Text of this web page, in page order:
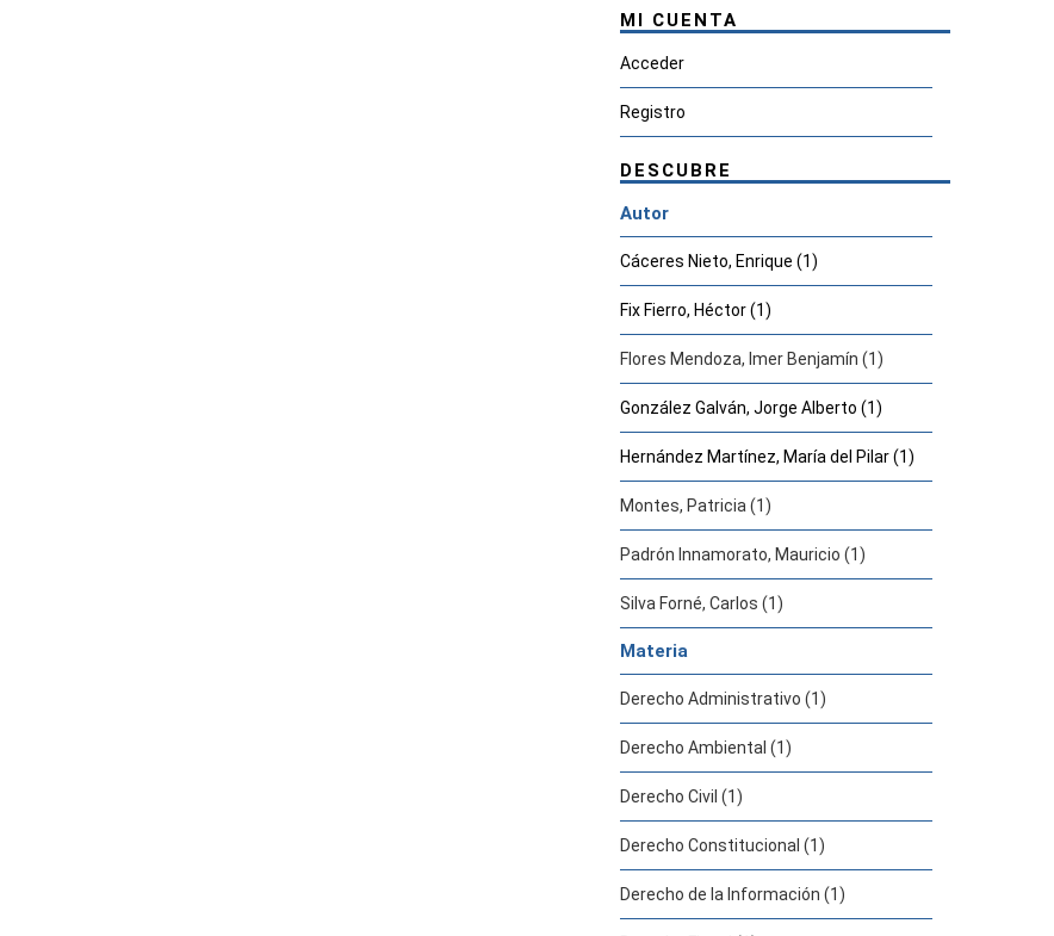
MI CUENTA
Acceder
Registro
DESCUBRE
Autor
Cáceres Nieto, Enrique (1)
Fix Fierro, Héctor (1)
Flores Mendoza, Imer Benjamín (1)
González Galván, Jorge Alberto (1)
Hernández Martínez, María del Pilar (1)
Montes, Patricia (1)
Padrón Innamorato, Mauricio (1)
Silva Forné, Carlos (1)
Materia
Derecho Administrativo (1)
Derecho Ambiental (1)
Derecho Civil (1)
Derecho Constitucional (1)
Derecho de la Información (1)